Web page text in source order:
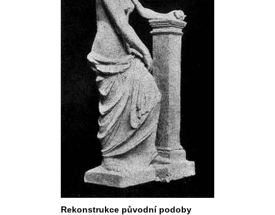
Rekonstrukce původní podoby